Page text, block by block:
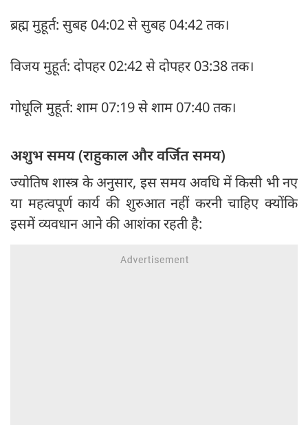
ब्रह्म मुहूर्त: सुबह 04:02 से सुबह 04:42 तक।
विजय मुहूर्त: दोपहर 02:42 से दोपहर 03:38 तक।
गोधूलि मुहूर्त: शाम 07:19 से शाम 07:40 तक।
अशुभ समय (राहुकाल और वर्जित समय)
ज्योतिष शास्त्र के अनुसार, इस समय अवधि में किसी भी नए
या महत्वपूर्ण कार्य की शुरुआत नहीं करनी चाहिए क्योंकि
इसमें व्यवधान आने की आशंका रहती है: